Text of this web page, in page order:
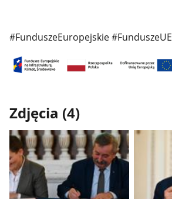
#FunduszeEuropejskie #FunduszeUE
Zdjęcia (4)